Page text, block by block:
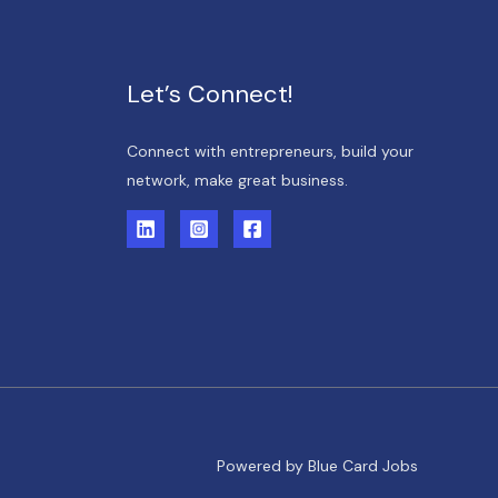
Let’s Connect!
Connect with entrepreneurs, build your
network, make great business.
Powered by Blue Card Jobs